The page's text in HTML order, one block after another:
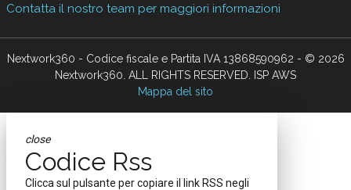
Contatta il nostro team per maggiori informazioni
Nextwork360 - Codice fiscale e Partita IVA 13868590962 - © 2026
Nextwork360. ALL RIGHTS RESERVED. ISP AWS
Mappa del sito
close
Codice Rss
Clicca sul pulsante per copiare il link RSS negli